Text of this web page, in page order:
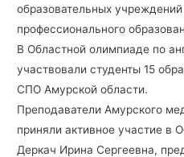
образовательных
профессионального
В Областной олимпиаде по
участвовали студенты 15
СПО Амурской области.
Преподаватели Амурского
приняли активное участие в
Деркач Ирина Сергеевна,